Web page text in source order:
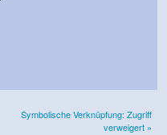
Symbolische Verknüpfung: Zugriff
verweigert »